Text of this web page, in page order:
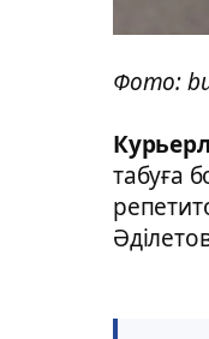
Фото:
табуға